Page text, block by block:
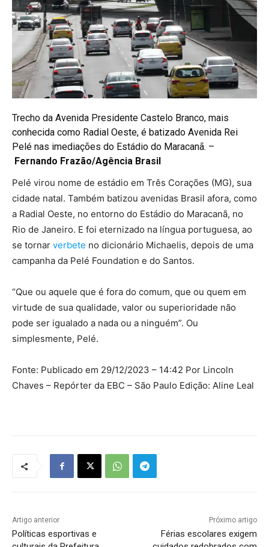
Trecho da Avenida Presidente Castelo Branco, mais
conhecida como Radial Oeste, é batizado Avenida Rei
Pelé nas imediações do Estádio do Maracanã. –
Fernando Frazão/Agência Brasil
Pelé virou nome de estádio em Três Corações (MG), sua
cidade natal. Também batizou avenidas Brasil afora, como
a Radial Oeste, no entorno do Estádio do Maracanã, no
Rio de Janeiro. E foi eternizado na língua portuguesa, ao
se tornar verbete no dicionário Michaelis, depois de uma
campanha da Pelé Foundation e do Santos.
“Que ou aquele que é fora do comum, que ou quem em
virtude de sua qualidade, valor ou superioridade não
pode ser igualado a nada ou a ninguém”. Ou
simplesmente, Pelé.
Fonte: Publicado em 29/12/2023 – 14:42 Por Lincoln
Chaves – Repórter da EBC – São Paulo Edição: Aline Leal
Artigo anterior
Políticas esportivas e
Próximo artigo
Férias escolares exigem